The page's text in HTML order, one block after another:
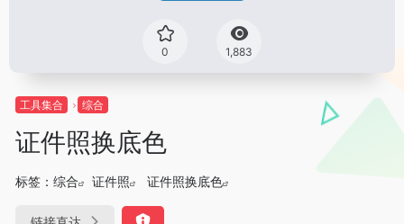
0 1,883
工具集合 综合
证件照换底色
标签： 综合 证件照 证件照换底色